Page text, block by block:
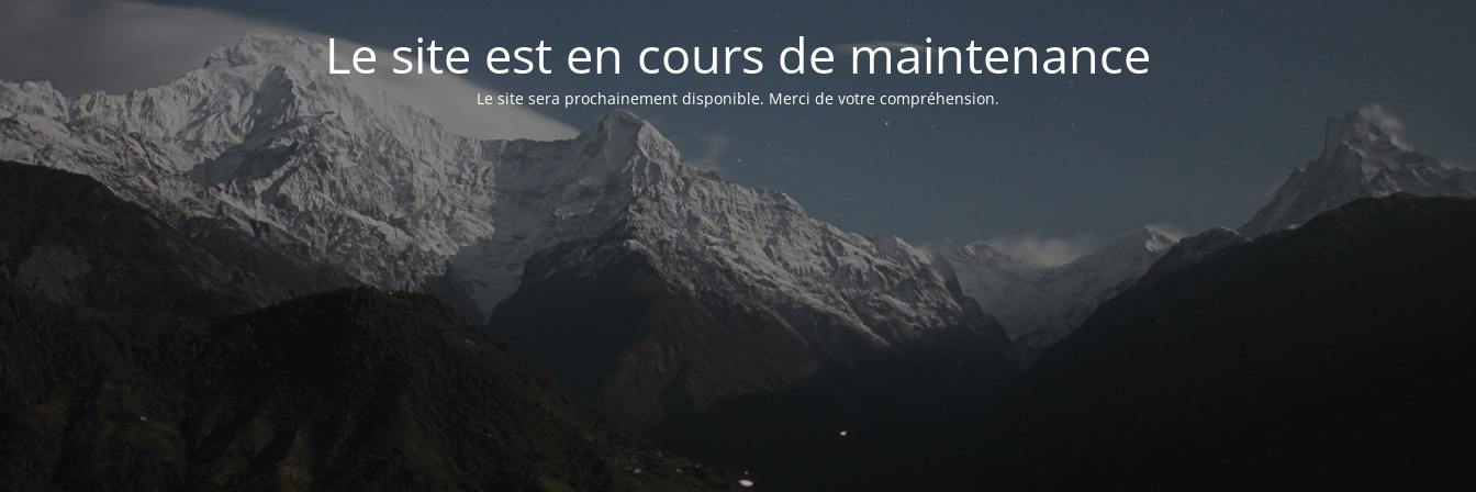
Le site est en cours de maintenance
Le site sera prochainement disponible. Merci de votre compréhension.